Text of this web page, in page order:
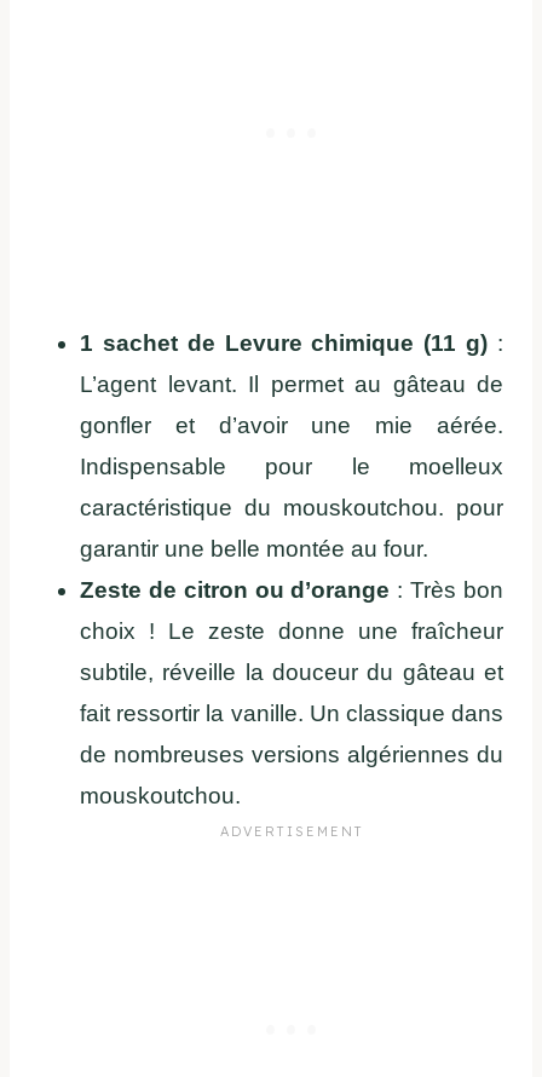
1 sachet de Levure chimique (11 g) :
L’agent levant. Il permet au gâteau de
gonfler et d’avoir une mie aérée.
Indispensable pour le moelleux
caractéristique du mouskoutchou. pour
garantir une belle montée au four.
Zeste de citron ou d’orange : Très bon
choix ! Le zeste donne une fraîcheur
subtile, réveille la douceur du gâteau et
fait ressortir la vanille. Un classique dans
de nombreuses versions algériennes du
mouskoutchou.